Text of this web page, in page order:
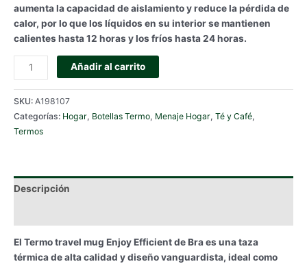
aumenta la capacidad de aislamiento y reduce la pérdida de
calor, por lo que los líquidos en su interior se mantienen
calientes hasta 12 horas y los fríos hasta 24 horas.
TERMO
TRAVEL
MUG
ENJOY
EFFICIENT
-
500
Añadir al carrito
SKU: A198107
Categorías: Hogar, Botellas Termo, Menaje Hogar, Té y Café,
Termos
Descripción
El Termo travel mug Enjoy Efficient de Bra es una taza
térmica de alta calidad y diseño vanguardista, ideal como